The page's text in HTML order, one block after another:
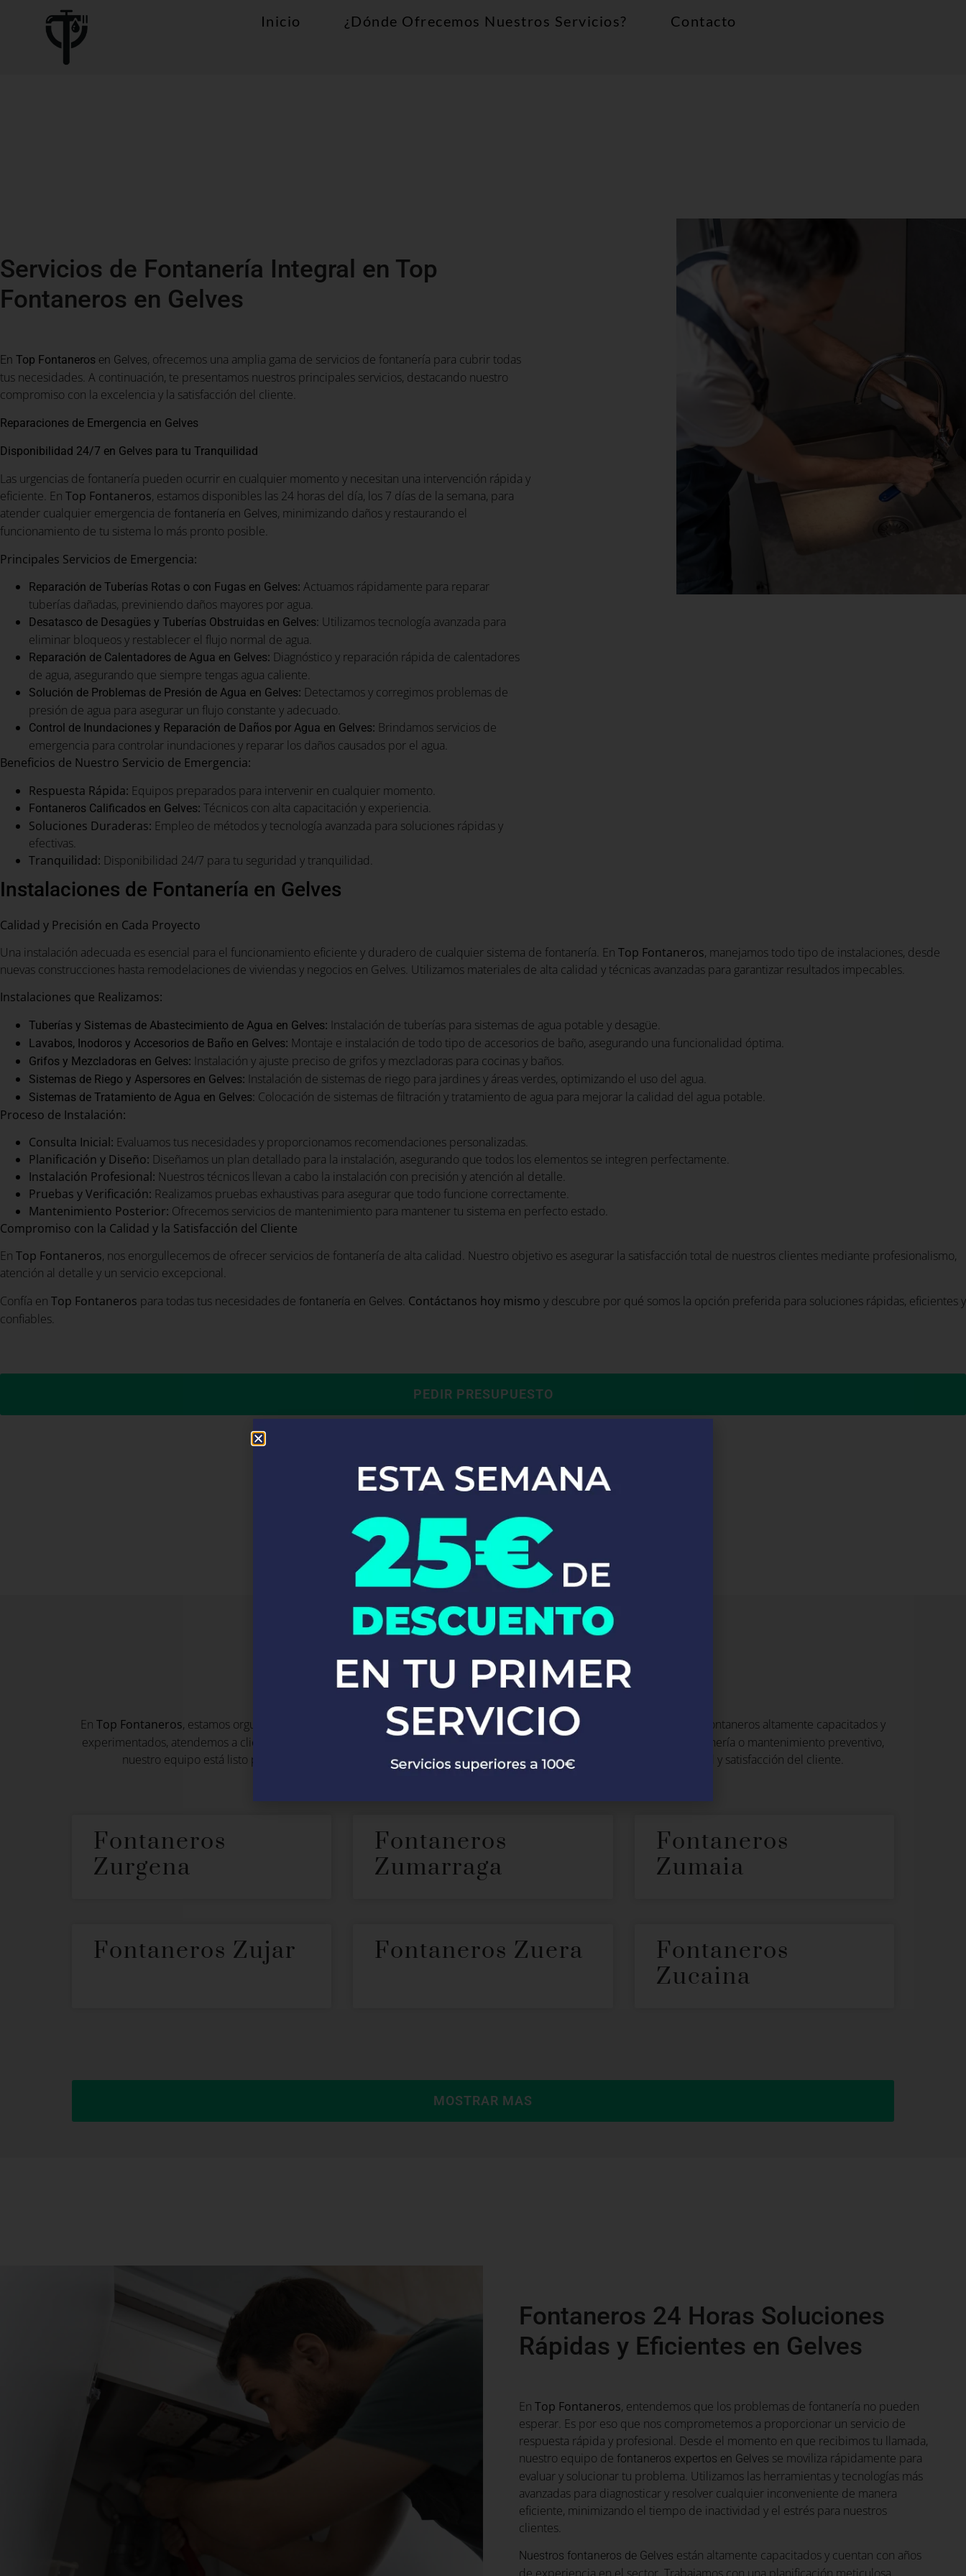
Inicio ¿Dónde Ofrecemos Nuestros Servicios? Contacto
Servicios de Fontanería Integral en Top
Fontaneros en Gelves
En Top Fontaneros en Gelves, ofrecemos una amplia gama de servicios de fontanería para cubrir todas
tus necesidades. A continuación, te presentamos nuestros principales servicios, destacando nuestro
compromiso con la excelencia y la satisfacción del cliente.
Reparaciones de Emergencia en Gelves
Disponibilidad 24/7 en Gelves para tu Tranquilidad
Las urgencias de fontanería pueden ocurrir en cualquier momento y necesitan una intervención rápida y
eficiente. En Top Fontaneros, estamos disponibles las 24 horas del día, los 7 días de la semana, para
atender cualquier emergencia de fontanería en Gelves, minimizando daños y restaurando el
funcionamiento de tu sistema lo más pronto posible.
Principales Servicios de Emergencia:
Reparación de Tuberías Rotas o con Fugas en Gelves: Actuamos rápidamente para reparar
tuberías dañadas, previniendo daños mayores por agua.
Desatasco de Desagües y Tuberías Obstruidas en Gelves: Utilizamos tecnología avanzada para
eliminar bloqueos y restablecer el flujo normal de agua.
Reparación de Calentadores de Agua en Gelves: Diagnóstico y reparación rápida de calentadores
de agua, asegurando que siempre tengas agua caliente.
Solución de Problemas de Presión de Agua en Gelves: Detectamos y corregimos problemas de
presión de agua para asegurar un flujo constante y adecuado.
Control de Inundaciones y Reparación de Daños por Agua en Gelves: Brindamos servicios de
emergencia para controlar inundaciones y reparar los daños causados por el agua.
Beneficios de Nuestro Servicio de Emergencia:
Respuesta Rápida: Equipos preparados para intervenir en cualquier momento.
Fontaneros Calificados en Gelves: Técnicos con alta capacitación y experiencia.
Soluciones Duraderas: Empleo de métodos y tecnología avanzada para soluciones rápidas y
efectivas.
Tranquilidad: Disponibilidad 24/7 para tu seguridad y tranquilidad.
Instalaciones de Fontanería en Gelves
Calidad y Precisión en Cada Proyecto
Una instalación adecuada es esencial para el funcionamiento eficiente y duradero de cualquier sistema de fontanería. En Top Fontaneros, manejamos todo tipo de instalaciones, desde
nuevas construcciones hasta remodelaciones de viviendas y negocios en Gelves. Utilizamos materiales de alta calidad y técnicas avanzadas para garantizar resultados impecables.
Instalaciones que Realizamos:
Tuberías y Sistemas de Abastecimiento de Agua en Gelves: Instalación de tuberías para sistemas de agua potable y desagüe.
Lavabos, Inodoros y Accesorios de Baño en Gelves: Montaje e instalación de todo tipo de accesorios de baño, asegurando una funcionalidad óptima.
Grifos y Mezcladoras en Gelves: Instalación y ajuste preciso de grifos y mezcladoras para cocinas y baños.
Sistemas de Riego y Aspersores en Gelves: Instalación de sistemas de riego para jardines y áreas verdes, optimizando el uso del agua.
Sistemas de Tratamiento de Agua en Gelves: Colocación de sistemas de filtración y tratamiento de agua para mejorar la calidad del agua potable.
Proceso de Instalación:
Consulta Inicial: Evaluamos tus necesidades y proporcionamos recomendaciones personalizadas.
Planificación y Diseño: Diseñamos un plan detallado para la instalación, asegurando que todos los elementos se integren perfectamente.
Instalación Profesional: Nuestros técnicos llevan a cabo la instalación con precisión y atención al detalle.
Pruebas y Verificación: Realizamos pruebas exhaustivas para asegurar que todo funcione correctamente.
Mantenimiento Posterior: Ofrecemos servicios de mantenimiento para mantener tu sistema en perfecto estado.
Compromiso con la Calidad y la Satisfacción del Cliente
En Top Fontaneros, nos enorgullecemos de ofrecer servicios de fontanería de alta calidad. Nuestro objetivo es asegurar la satisfacción total de nuestros clientes mediante profesionalismo,
atención al detalle y un servicio excepcional.
Confía en Top Fontaneros para todas tus necesidades de fontanería en Gelves. Contáctanos hoy mismo y descubre por qué somos la opción preferida para soluciones rápidas, eficientes y
confiables.
PEDIR PRESUPUESTO
Fontaneros en Gelves
En Top Fontaneros, estamos orgullosos de ofrecer nuestros servicios defontanería profesional en Gelves
. Con una red de fontaneros altamente capacitados y
experimentados, atendemos a clientes en Gelves. Ya sea que necesites reparaciones de emergencia, instalaciones de fontanería o mantenimiento preventivo,
nuestro equipo está listo para proporcionarte soluciones rápidas y eficaces, garantizando siempre la máxima calidad y satisfacción del cliente.
Fontaneros
Zurgena
Fontaneros
Zumarraga
Fontaneros
Zumaia
Fontaneros Zujar Fontaneros Zuera
Fontaneros
Zucaina
MOSTRAR MAS
Fontaneros 24 Horas Soluciones
Rápidas y Eficientes en Gelves
En Top Fontaneros, entendemos que los problemas de fontanería no pueden
esperar. Es por eso que nos comprometemos a proporcionar un servicio de
respuesta rápida y profesional. Desde el momento en que recibimos tu llamada,
nuestro equipo de fontaneros expertos en Gelves se moviliza rápidamente para
evaluar y solucionar tu problema. Utilizamos las herramientas y tecnologías más
avanzadas para diagnosticar y resolver cualquier inconveniente de manera
eficiente, minimizando el tiempo de inactividad y el estrés para nuestros
clientes.
Nuestros fontaneros de Gelves están altamente capacitados y cuentan con años